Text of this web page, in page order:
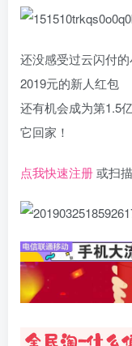
还没感受过云闪付
2019元的新人红包
还有机会成为第1.5
它回家！
点我快速注册或扫